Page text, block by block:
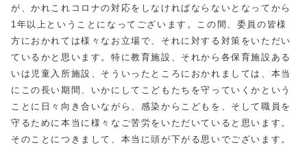
が、かれこれコロナの対応をしなければならないとなってから
1年以上ということになってございます。この間、委員の皆様
方におかれては様々なお立場で、それに対する対策をいただい
ているかと思います。特に教育施設、それから各保育施設ある
いは児童入所施設、そういったところにおかれましては、本当
にこの長い期間、いかにしてこどもたちを守っていくかという
ことに日々向き合いながら、感染からこどもを、そして職員を
守るために本当に様々なご苦労をいただいていると思います。
そのことにつきまして、本当に頭が下がる思いでございます。